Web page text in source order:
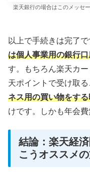
楽天銀行の場合はこのメッセ
以上で手続きは完了
は個人事業用の銀行
す。もちろん楽天カ
天ポイントで受け取る
ネス用の買い物をす
けです。しかも年会費
結論：楽天経
こうオススメ